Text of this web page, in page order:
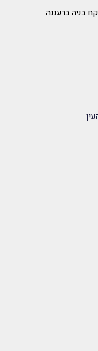
בניה ברעננה